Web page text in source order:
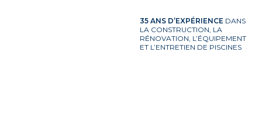
35 ANS D’EXPÉRIENCE DANS
LA CONSTRUCTION, LA
RÉNOVATION, L’ÉQUIPEMENT
ET L’ENTRETIEN DE PISCINES